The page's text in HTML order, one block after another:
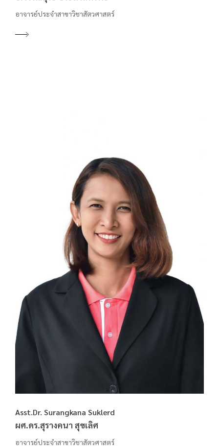
อาจารย์ประจำสาขาวิชาสัตวศาสตร์
Asst.Dr. Surangkana Suklerd
ผศ.ดร.สุรางคนา สุขเลิศ
อาจารย์ประจำสาขาวิชาสัตวศาสตร์